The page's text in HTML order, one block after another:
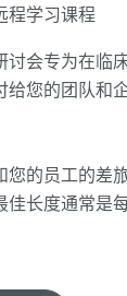
程学习课程
讨会专为在临
给您的团队和
您的员工的差
佳长度通常是